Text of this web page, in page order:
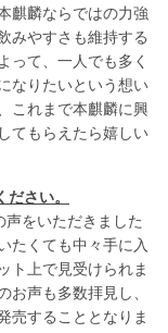
麒麟ならではの力強
みやすさも維持する
って、一人でも多く
なりたいという想い
これまで本麒麟に興
てもらえたら嬉しい
さい。
をいただきました
たくても中々手に入
ト上で見受けられま
お声も多数拝見し、
売することとなりま